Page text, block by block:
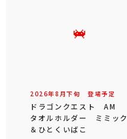
2026年8 月下旬 登場予定
ドラゴンクエスト AM
タオルホルダー ミミック
＆ひとくいばこ